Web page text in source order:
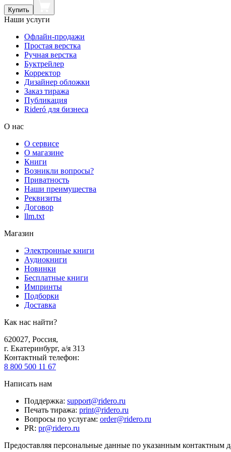
Купить
Наши услуги
Офлайн-продажи
Простая верстка
Ручная верстка
Буктрейлер
Корректор
Дизайнер обложки
Заказ тиража
Публикация
Rideró для бизнеса
О нас
О сервисе
О магазине
Книги
Возникли вопросы?
Приватность
Наши преимущества
Реквизиты
Договор
llm.txt
Магазин
Электронные книги
Аудиокниги
Новинки
Бесплатные книги
Импринты
Подборки
Доставка
Как нас найти?
620027, Россия,
г. Екатеринбург, а/я 313
Контактный телефон:
8 800 500 11 67
Написать нам
Поддержка: support@ridero.ru
Печать тиража: print@ridero.ru
Вопросы по услугам: order@ridero.ru
PR: pr@ridero.ru
Предоставляя персональные данные по указанным контактным